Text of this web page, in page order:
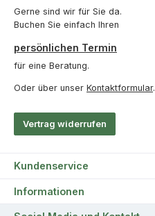
Gerne sind wir für Sie da.
Buchen Sie einfach Ihren
persönlichen Termin
für eine Beratung.
Oder über unser Kontaktformular.
Vertrag widerrufen
Kundenservice
Informationen